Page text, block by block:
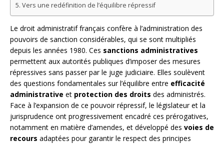
Vers une redéfinition de l’équilibre répressif
Le droit administratif français confère à l’administration des
pouvoirs de sanction considérables, qui se sont multipliés
depuis les années 1980. Ces sanctions administratives
permettent aux autorités publiques d’imposer des mesures
répressives sans passer par le juge judiciaire. Elles soulèvent
des questions fondamentales sur l’équilibre entre efficacité
administrative et protection des droits des administrés.
Face à l’expansion de ce pouvoir répressif, le législateur et la
jurisprudence ont progressivement encadré ces prérogatives,
notamment en matière d’amendes, et développé des voies de
recours adaptées pour garantir le respect des principes